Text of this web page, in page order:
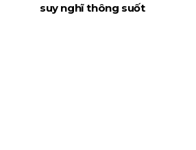
suy nghĩ thông suốt